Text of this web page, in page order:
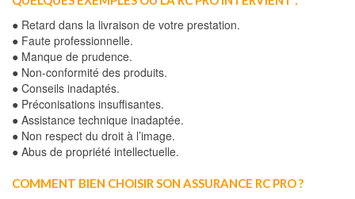
● Retard dans la livraison de votre prestation.
● Faute professionnelle.
● Manque de prudence.
● Non-conformité des produits.
● Conseils inadaptés.
● Préconisations insuffisantes.
● Assistance technique inadaptée.
● Non respect du droit à l’image.
● Abus de propriété intellectuelle.
COMMENT BIEN CHOISIR SON ASSURANCE RC PRO ?